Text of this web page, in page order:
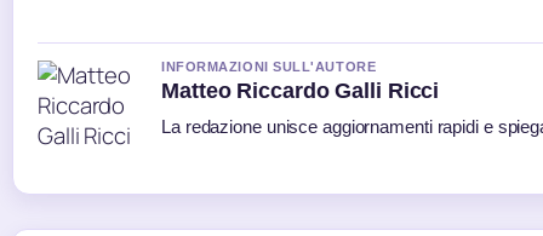
INFORMAZIONI SULL'AUTORE
Matteo Riccardo Galli Ricci
La redazione unisce aggiornamenti rapidi e